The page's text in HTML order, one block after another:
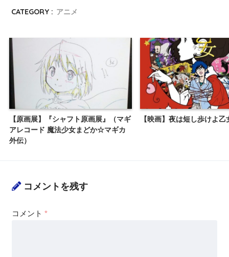
CATEGORY : アニメ
【原画展】『シャフト原画展』（マギ
アレコード 魔法少女まどか☆マギカ
外伝）
【映画】夜は短し歩けよ乙
コメントを残す
コメント *